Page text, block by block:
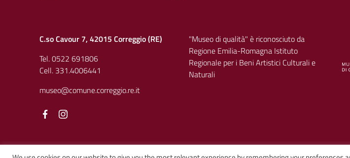
C.so Cavour 7, 42015 Correggio (RE)
Tel. 0522 691806
Cell. 331.4006441
museo@comune.correggio.re.it
Facebook
"Museo di qualità" è riconosciuto da
Regione Emilia-Romagna Istituto
Regionale per i Beni Artistici Culturali e
Naturali